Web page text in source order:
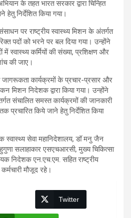
के तहत भारत सरकार द्वारा चिन्हित
हेतु निर्देशित किया गया।
पर राष्ट्रीय स्वास्थ्य मिशन के अंतर्गत
पदों को भरने पर बल दिया गया। उन्होंने
स्वास्थ्य कर्मियों की संख्या, प्रशिक्षण और
की जाए।
जागरूकता कार्यक्रमों के प्रचार-प्रसार और
मिशन निदेशक द्वारा किया गया। उन्होंने
संचालित समस्त कार्यक्रमों की जानकारी
किये जाने हेतु निर्देशित किया
स्वास्थ्य सेवा महानिदेशालय, डॉ मनु जैन
सलाहाकार एसएचआरसी, मुख्य चिकित्सा
निदेशक एन.एच.एम. सहित राष्ट्रीय
मौजूद रहे।
Twitter